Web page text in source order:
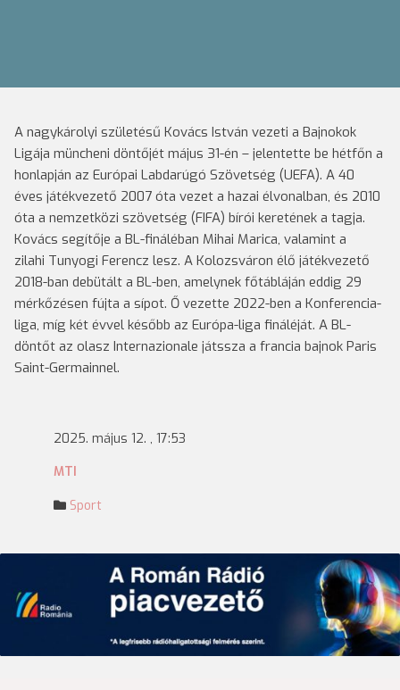
A nagykárolyi születésű Kovács István vezeti a Bajnokok
Ligája müncheni döntőjét május 31-én – jelentette be hétfőn a
honlapján az Európai Labdarúgó Szövetség (UEFA). A 40
éves játékvezető 2007 óta vezet a hazai élvonalban, és 2010
óta a nemzetközi szövetség (FIFA) bírói keretének a tagja.
Kovács segítője a BL-fináléban Mihai Marica, valamint a
zilahi Tunyogi Ferencz lesz. A Kolozsváron élő játékvezető
2018-ban debütált a BL-ben, amelynek főtábláján eddig 29
mérkőzésen fújta a sípot. Ő vezette 2022-ben a Konferencia-
liga, míg két évvel később az Európa-liga fináléját. A BL-
döntőt az olasz Internazionale játssza a francia bajnok Paris
Saint-Germainnel.
2025. május 12. , 17:53
MTI
Sport